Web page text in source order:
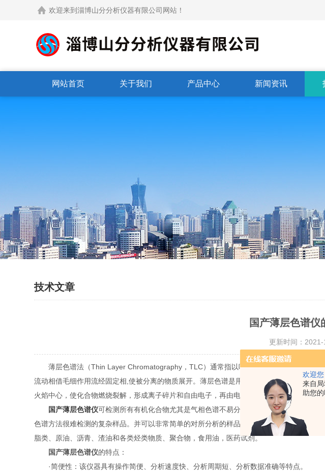
欢迎您
来自
助您的
欢迎来到淄博山分分析仪器有限公司网站！
网站首页 关于我们 产品中心 新闻资讯
技术文章
国产薄层色谱仪
更新时间：
薄层色谱法（Thin Layer Chromatography，TLC）通常指以吸附剂为固定相的一种液相
流动相借毛细作用流经固定相,使被分离的物质展开。薄层色谱是用石英棒作支持物涂上硅
火焰中心，使化合物燃烧裂解，形成离子碎片和自由电子，再由电极收集并产生与化合物量
国产薄层色谱仪可检测所有有机化合物尤其是气相色谱不易分离、液相色谱难以分析
色谱方法很难检测的复杂样品。并可以非常简单的对所分析的样品进行定量。主要应用以
脂类、原油、沥青、渣油和各类烃类物质、聚合物，食用油，医药试剂。
国产薄层色谱仪的特点：
·简便性：该仪器具有操作简便、分析速度快、分析周期短、分析数据准确等特点。